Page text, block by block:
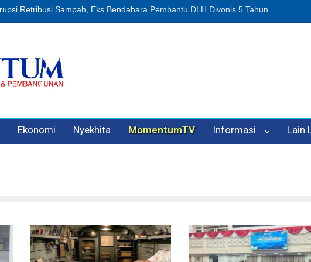
Penipuan Oleh Oknum Kadis, Kuasa Hukum Pelapor Desak Polisi Tetapkan P-
Ekonomi Nyekhita MomentumTV Informasi Lain